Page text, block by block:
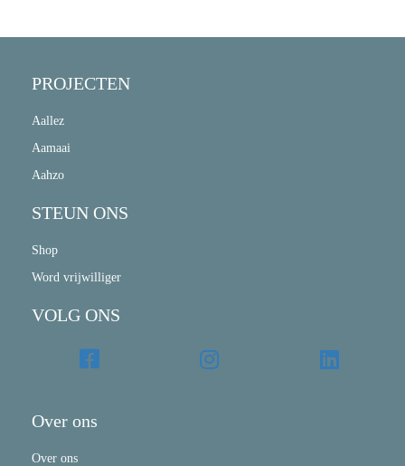
PROJECTEN
Aallez
Aamaai
Aahzo
STEUN ONS
Shop
Word vrijwilliger
VOLG ONS
Over ons
Over ons